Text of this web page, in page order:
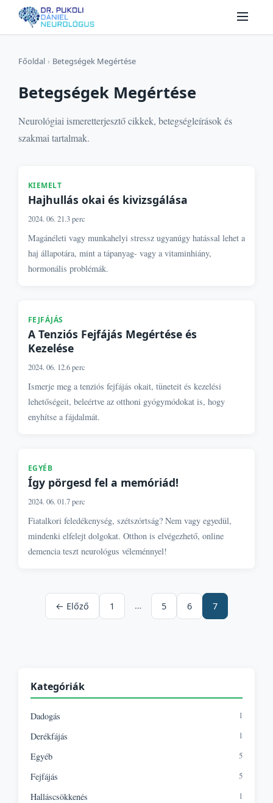
Főoldal › Betegségek Megértése
Betegségek Megértése
Neurológiai ismeretterjesztő cikkek, betegségleírások és
szakmai tartalmak.
KIEMELT
Hajhullás okai és kivizsgálása
2024. 06. 21.3 perc
Magánéleti vagy munkahelyi stressz ugyanúgy hatással lehet a
haj állapotára, mint a tápanyag- vagy a vitaminhiány,
hormonális problémák.
FEJFÁJÁS
A Tenziós Fejfájás Megértése és
Kezelése
2024. 06. 12.6 perc
Ismerje meg a tenziós fejfájás okait, tüneteit és kezelési
lehetőségeit, beleértve az otthoni gyógymódokat is, hogy
enyhítse a fájdalmát.
EGYÉB
Így pörgesd fel a memóriád!
2024. 06. 01.7 perc
Fiatalkori feledékenység, szétszórtság? Nem vagy egyedül,
mindenki elfelejt dolgokat. Otthon is elvégezhető, online
demencia teszt neurológus véleménnyel!
← Előző 1 … 5 6 7
Kategóriák
Dadogás 1
Derékfájás 1
Egyéb 5
Fejfájás 5
Halláscsökkenés 1